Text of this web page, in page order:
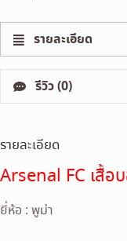
รายละเอียด
รีวิว (0)
รายละเอียด
Arsenal FC เสื้อ
ยี่ห้อ : พูม่า